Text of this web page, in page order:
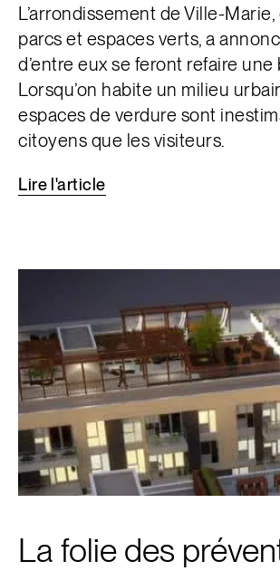
L’arrondissement de Ville-
parcs et espaces verts, a
d’entre eux se feront refaire
Lorsqu’on habite un milieu
espaces de verdure sont
citoyens que les visiteurs.
Lire l'article
La folie des